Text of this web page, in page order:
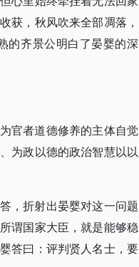
获，秋风吹来全部凋落，
的齐景公明白了晏婴的深
官者道德修养的主体自觉
为政以德的政治智慧以以
，折射出晏婴对这一问题
谓国家大臣，就是能够稳
答曰：评判贤人名士，要